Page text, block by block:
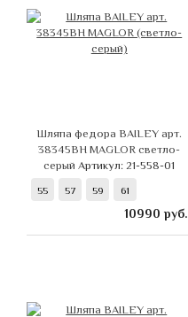
Шляпа федора BAILEY арт.
38345BH MAGLOR светло-
серыйАртикул: 21-558-01
55 57 59 61
10990 руб.